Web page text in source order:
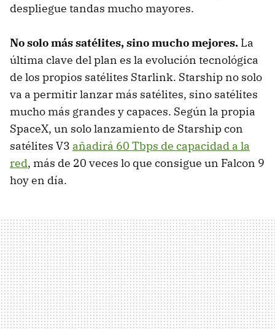
despliegue tandas mucho mayores.
No solo más satélites, sino mucho mejores. La
última clave del plan es la evolución tecnológica
de los propios satélites Starlink. Starship no solo
va a permitir lanzar más satélites, sino satélites
mucho más grandes y capaces. Según la propia
SpaceX, un solo lanzamiento de Starship con
satélites V3 añadirá 60 Tbps de capacidad a la
red, más de 20 veces lo que consigue un Falcon 9
hoy en día.